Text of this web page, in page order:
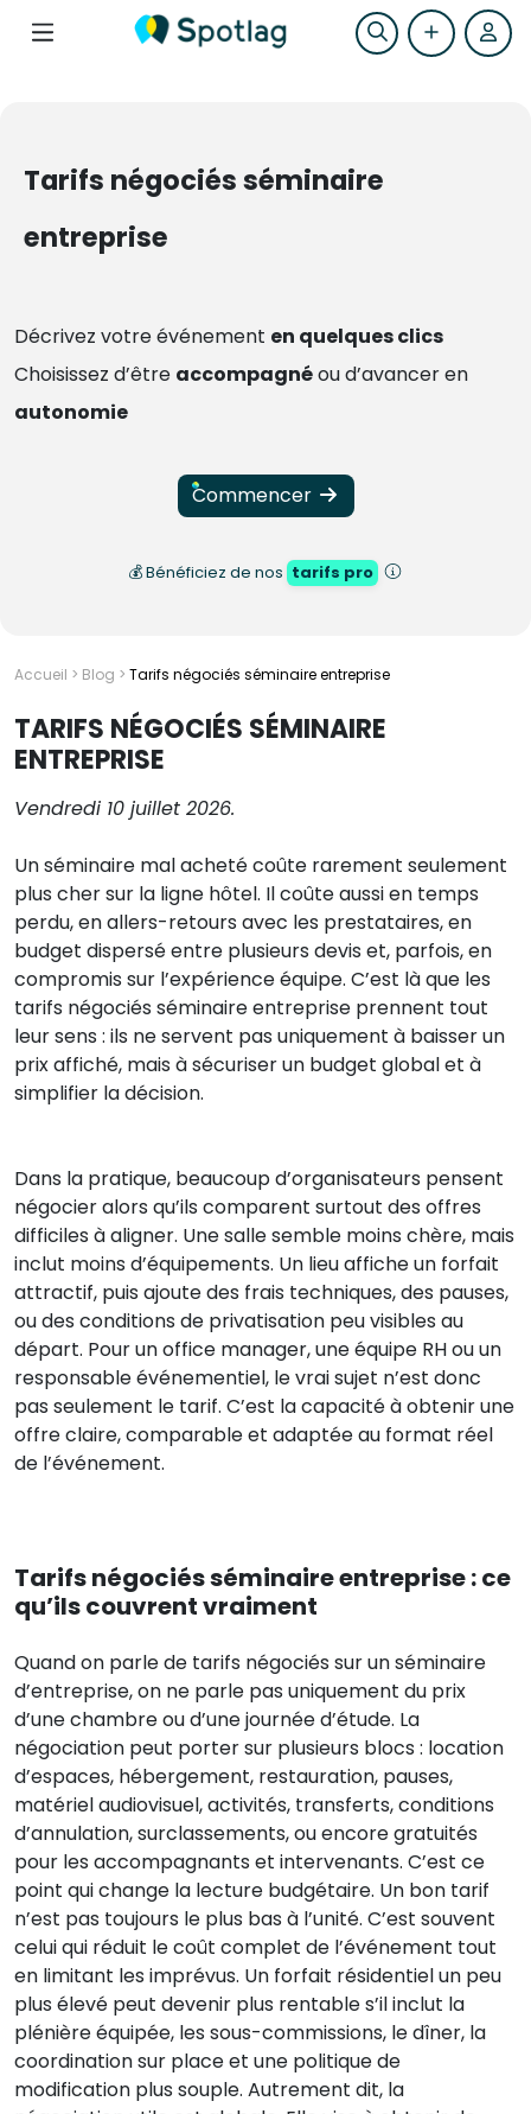
Tarifs négociés séminaire
entreprise
Décrivez votre événement en quelques clics
Choisissez d’être accompagnéou d’avancer en
autonomie
Commencer
💰 Bénéficiez de nos tarifs pro
Accueil > Blog > Tarifs négociés séminaire entreprise
TARIFS NÉGOCIÉS SÉMINAIRE
ENTREPRISE
Vendredi 10 juillet 2026.
Un séminaire mal acheté coûte rarement seulement
plus cher sur la ligne hôtel. Il coûte aussi en temps
perdu, en allers-retours avec les prestataires, en
budget dispersé entre plusieurs devis et, parfois, en
compromis sur l’expérience équipe. C’est là que les
tarifs négociés séminaire entreprise prennent tout
leur sens : ils ne servent pas uniquement à baisser un
prix affiché, mais à sécuriser un budget global et à
simplifier la décision.
Dans la pratique, beaucoup d’organisateurs pensent
négocier alors qu’ils comparent surtout des offres
difficiles à aligner. Une salle semble moins chère, mais
inclut moins d’équipements. Un lieu affiche un forfait
attractif, puis ajoute des frais techniques, des pauses,
ou des conditions de privatisation peu visibles au
départ. Pour un office manager, une équipe RH ou un
responsable événementiel, le vrai sujet n’est donc
pas seulement le tarif. C’est la capacité à obtenir une
offre claire, comparable et adaptée au format réel
de l’événement.
Tarifs négociés séminaire entreprise : ce
qu’ils couvrent vraiment
Quand on parle de tarifs négociés sur un séminaire
d’entreprise, on ne parle pas uniquement du prix
d’une chambre ou d’une journée d’étude. La
négociation peut porter sur plusieurs blocs : location
d’espaces, hébergement, restauration, pauses,
matériel audiovisuel, activités, transferts, conditions
d’annulation, surclassements, ou encore gratuités
pour les accompagnants et intervenants. C’est ce
point qui change la lecture budgétaire. Un bon tarif
n’est pas toujours le plus bas à l’unité. C’est souvent
celui qui réduit le coût complet de l’événement tout
en limitant les imprévus. Un forfait résidentiel un peu
plus élevé peut devenir plus rentable s’il inclut la
plénière équipée, les sous-commissions, le dîner, la
coordination sur place et une politique de
modification plus souple. Autrement dit, la